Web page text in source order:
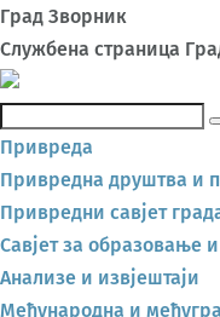
Град Зворник
Службена страница
Привреда
Привредна друштва и
Привредни савјет
Савјет за образовање
Анализе и извјештаји
Међународна и